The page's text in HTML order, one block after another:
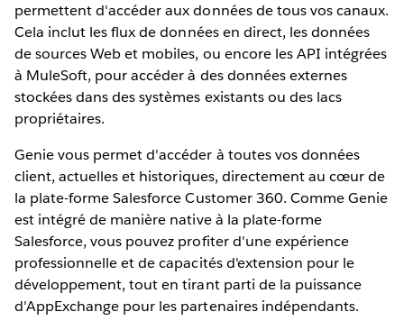
permettent d'accéder aux données de tous vos canaux.
Cela inclut les flux de données en direct, les données
de sources Web et mobiles, ou encore les API intégrées
à MuleSoft, pour accéder à des données externes
stockées dans des systèmes existants ou des lacs
propriétaires.
Genie vous permet d'accéder à toutes vos données
client, actuelles et historiques, directement au cœur de
la plate-forme Salesforce Customer 360. Comme Genie
est intégré de manière native à la plate-forme
Salesforce, vous pouvez profiter d'une expérience
professionnelle et de capacités d'extension pour le
développement, tout en tirant parti de la puissance
d'AppExchange pour les partenaires indépendants.